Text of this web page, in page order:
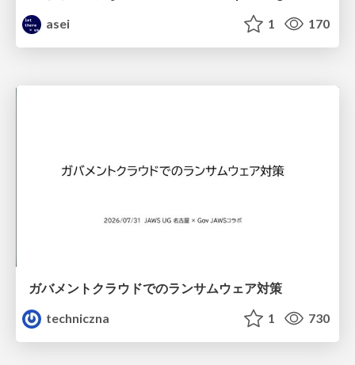
asei
1 170
ガバメントクラウドでのランサムウェア対策
techniczna
1 730